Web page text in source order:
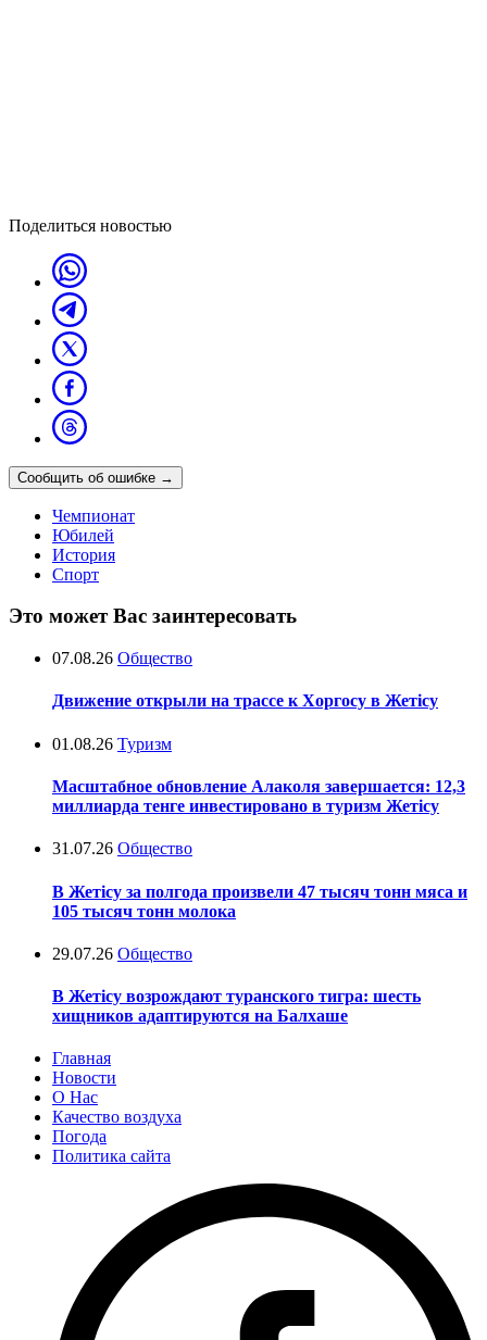
Поделиться новостью
Сообщить об ошибке →
Чемпионат
Юбилей
История
Спорт
Это может Вас заинтересовать
07.08.26 Общество
Движение открыли на трассе к Хоргосу в Жетісу
01.08.26 Туризм
Масштабное обновление Алаколя завершается: 12,3
миллиарда тенге инвестировано в туризм Жетісу
31.07.26 Общество
В Жетісу за полгода произвели 47 тысяч тонн мяса и
105 тысяч тонн молока
29.07.26 Общество
В Жетісу возрождают туранского тигра: шесть
хищников адаптируются на Балхаше
Главная
Новости
О Нас
Качество воздуха
Погода
Политика сайта